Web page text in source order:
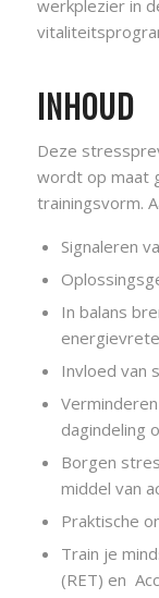
werkplezier in
INHOUD
Deze
wordt op maat
trainingsvorm.
Signaleren
In balans
Invloed van
dagindeling
Borgen
middel van
Praktische
Train je
(RET) en